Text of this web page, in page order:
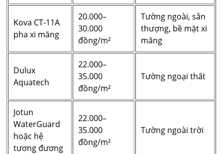
Kova CT-11A
pha xi măng
20.000–
30.000
đồng/m²
Tường ngoài, sân
thượng, bề mặt xi
măng
Dulux
Aquatech
22.000–
35.000
đồng/m²
Tường ngoại thất
Jotun
WaterGuard
hoặc hệ
tương đương
22.000–
35.000
đồng/m²
Tường ngoài trời